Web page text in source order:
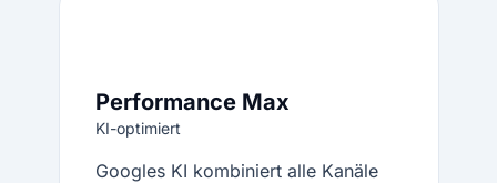
Performance Max
KI-optimiert
Googles KI kombiniert alle Kanäle